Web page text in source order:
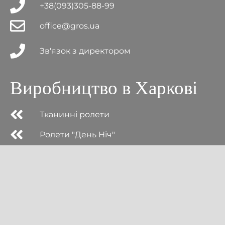
+38(093)305-88-99
office@gros.ua
Зв'язок з директором
Виробництво в Харкові
Тканинні ролети
Ролети "День Ніч"